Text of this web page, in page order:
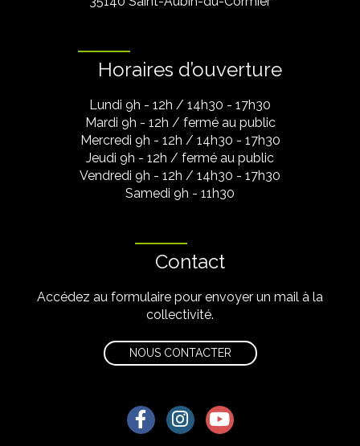
Horaires d’ouverture
Lundi 9h - 12h / 14h30 - 17h30
Mardi 9h - 12h / fermé au public
Mercredi 9h - 12h / 14h30 - 17h30
Jeudi 9h - 12h / fermé au public
Vendredi 9h - 12h / 14h30 - 17h30
Samedi 9h - 11h30
Contact
Accédez au formulaire pour envoyer un mail à la
collectivité.
NOUS CONTACTER
Lien vers le compte Facebook
Lien vers le compte
Lien vers la chaîne